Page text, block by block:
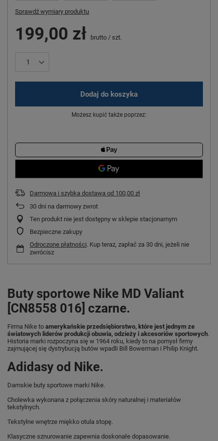
Sprawdź wymiary produktu
199,00 zł brutto / szt.
Dodaj do koszyka
Możesz kupić także poprzez:
Darmowa i szybka dostawa od 100,00 zł
30 dni na darmowy zwrot
Ten produkt nie jest dostępny w sklepie stacjonarnym
Bezpieczne zakupy
Odroczone płatności. Kup teraz, zapłać za 30 dni, jeżeli nie
zwrócisz
Buty sportowe Nike MD Valiant
[CN8558 016] czarne.
Firma Nike to amerykańskie przedsiębiorstwo, które jest jednym ze
światowych liderów produkcji obuwia, odzieży i akcesoriów sportowych.
Historia marki rozpoczyna się w 1964 roku, kiedy to na pomysł firmy
zajmującej się dystrybucją butów wpadli Bill Bowerman i Philip Knight.
Adidasy od Nike.
Damskie buty sportowe marki Nike.
Cholewka wykonana z połączenia skóry naturalnej i materiałów
tekstylnych.
Tekstylne wnętrze miękko otula stopę.
Klasyczne sznurowanie zapewnia doskonałe dopasowanie.